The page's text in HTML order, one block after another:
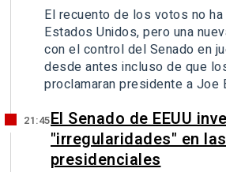
El recuento de los votos no
Estados Unidos, pero una
con el control del Senado en
desde antes incluso de que
proclamaran presidente a Joe
21:45El Senado de EEUU
"irregularidades" en
presidenciales